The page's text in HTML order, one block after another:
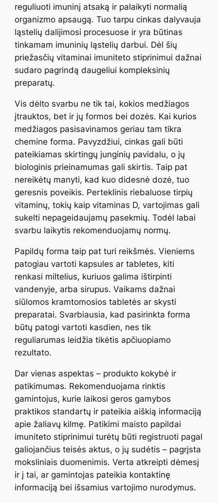
reguliuoti imuninį atsaką ir palaikyti normalią
organizmo apsaugą. Tuo tarpu cinkas dalyvauja
ląstelių dalijimosi procesuose ir yra būtinas
tinkamam imuninių ląstelių darbui. Dėl šių
priežasčių vitaminai imuniteto stiprinimui dažnai
sudaro pagrindą daugeliui kompleksinių
preparatų.
Vis dėlto svarbu ne tik tai, kokios medžiagos
įtrauktos, bet ir jų formos bei dozės. Kai kurios
medžiagos pasisavinamos geriau tam tikra
chemine forma. Pavyzdžiui, cinkas gali būti
pateikiamas skirtingų junginių pavidalu, o jų
biologinis prieinamumas gali skirtis. Taip pat
nereikėtų manyti, kad kuo didesnė dozė, tuo
geresnis poveikis. Perteklinis riebaluose tirpių
vitaminų, tokių kaip vitaminas D, vartojimas gali
sukelti nepageidaujamų pasekmių. Todėl labai
svarbu laikytis rekomenduojamų normų.
Papildų forma taip pat turi reikšmės. Vieniems
patogiau vartoti kapsules ar tabletes, kiti
renkasi miltelius, kuriuos galima ištirpinti
vandenyje, arba sirupus. Vaikams dažnai
siūlomos kramtomosios tabletės ar skysti
preparatai. Svarbiausia, kad pasirinkta forma
būtų patogi vartoti kasdien, nes tik
reguliarumas leidžia tikėtis apčiuopiamo
rezultato.
Dar vienas aspektas – produkto kokybė ir
patikimumas. Rekomenduojama rinktis
gamintojus, kurie laikosi geros gamybos
praktikos standartų ir pateikia aiškią informaciją
apie žaliavų kilmę. Patikimi maisto papildai
imuniteto stiprinimui turėtų būti registruoti pagal
galiojančius teisės aktus, o jų sudėtis – pagrįsta
moksliniais duomenimis. Verta atkreipti dėmesį
ir į tai, ar gamintojas pateikia kontaktinę
informaciją bei išsamius vartojimo nurodymus.